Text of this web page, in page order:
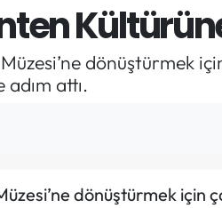
dönüştürmek
adım attı.
dönüştürmek için